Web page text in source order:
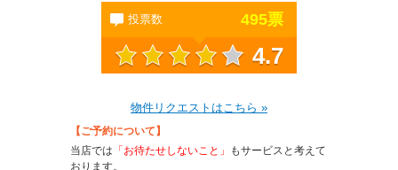
投票数 495票
4.7
物件リクエストはこちら »
【ご予約について】
当店では 「お待たせしないこと」
もサービスと考えて
おります。